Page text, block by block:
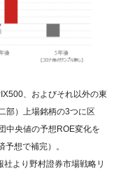
、およびそれ以外の東
部）上場銘柄の3つに区
中央値の予想ROE変化を
想で補完）。
社より野村證券市場戦略リ